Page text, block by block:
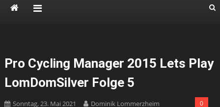
Pro Cycling Manager 2015 Lets Play
LomDomSilver Folge 5
Sonntag, 23. Mai 2021 Dominik Lommerzheim 0